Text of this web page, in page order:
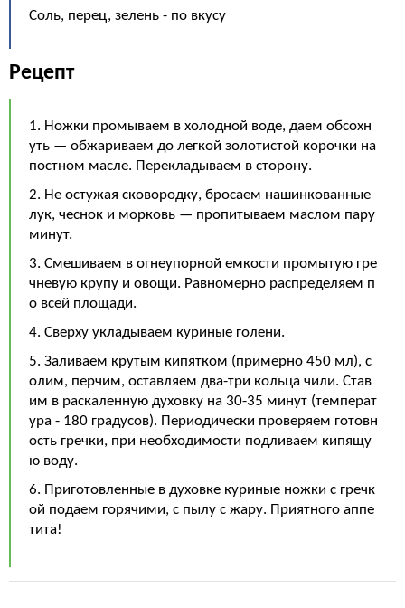
Соль, перец, зелень - по вкусу
Рецепт
1. Ножки промываем в холодной воде, даем обсохн
уть — обжариваем до легкой золотистой корочки на
постном масле. Перекладываем в сторону.
2. Не остужая сковородку, бросаем нашинкованные
лук, чеснок и морковь — пропитываем маслом пару
минут.
3. Смешиваем в огнеупорной емкости промытую гре
чневую крупу и овощи. Равномерно распределяем п
о всей площади.
4. Сверху укладываем куриные голени.
5. Заливаем крутым кипятком (примерно 450 мл), с
олим, перчим, оставляем два-три кольца чили. Став
им в раскаленную духовку на 30-35 минут (температ
ура - 180 градусов). Периодически проверяем готовн
ость гречки, при необходимости подливаем кипящу
ю воду.
6. Приготовленные в духовке куриные ножки с гречк
ой подаем горячими, с пылу с жару. Приятного аппе
тита!